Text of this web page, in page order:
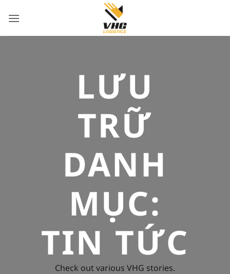
qua
LƯU
TRỮ
DANH
MỤC:
TIN TỨC
Check out various VHG stories.